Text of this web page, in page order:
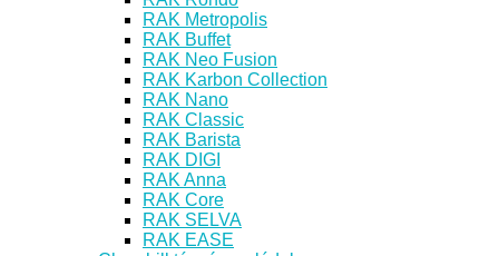
RAK Metropolis
RAK Buffet
RAK Neo Fusion
RAK Karbon Collection
RAK Nano
RAK Classic
RAK Barista
RAK DIGI
RAK Anna
RAK Core
RAK SELVA
RAK EASE